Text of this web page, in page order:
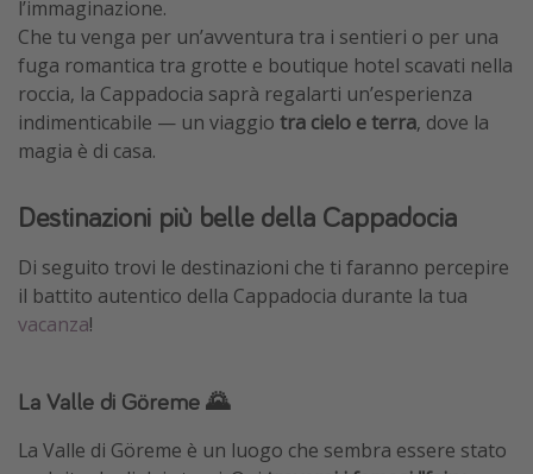
l’immaginazione.
Che tu venga per un’avventura tra i sentieri o per una
fuga romantica tra grotte e boutique hotel scavati nella
roccia, la Cappadocia saprà regalarti un’esperienza
indimenticabile — un viaggio tra cielo e terra, dove la
magia è di casa.
Destinazioni più belle della Cappadocia
Di seguito trovi le destinazioni che ti faranno percepire
il battito autentico della Cappadocia durante la tua
vacanza!
La Valle di Göreme 🌄
La Valle di Göreme è un luogo che sembra essere stato